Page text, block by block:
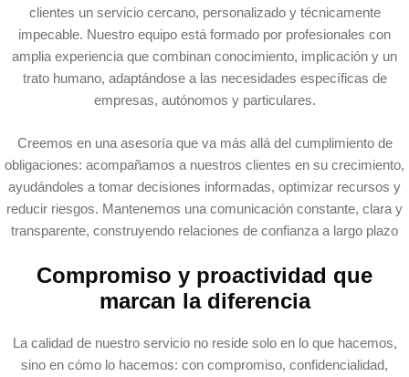
clientes un servicio cercano, personalizado y técnicamente
impecable. Nuestro equipo está formado por profesionales con
amplia experiencia que combinan conocimiento, implicación y un
trato humano, adaptándose a las necesidades específicas de
empresas, autónomos y particulares.
Creemos en una asesoría que va más allá del cumplimiento de
obligaciones: acompañamos a nuestros clientes en su crecimiento,
ayudándoles a tomar decisiones informadas, optimizar recursos y
reducir riesgos. Mantenemos una comunicación constante, clara y
transparente, construyendo relaciones de confianza a largo plazo
Compromiso y proactividad que
marcan la diferencia
La calidad de nuestro servicio no reside solo en lo que hacemos,
sino en cómo lo hacemos: con compromiso, confidencialidad,